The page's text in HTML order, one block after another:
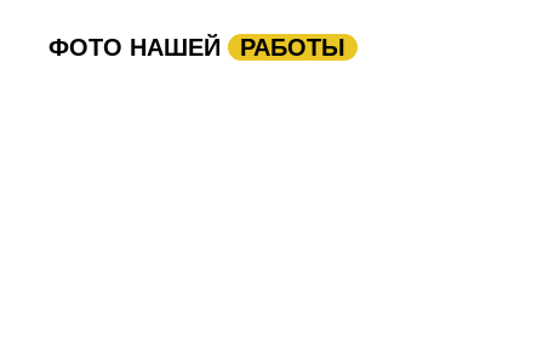
ФОТО НАШЕЙ РАБОТЫ